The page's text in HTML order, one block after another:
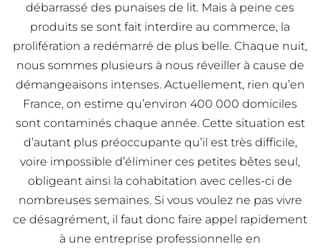
débarrassé des punaises de lit. Mais à peine ces
produits se sont fait interdire au commerce, la
prolifération a redémarré de plus belle. Chaque nuit,
nous sommes plusieurs à nous réveiller à cause de
démangeaisons intenses. Actuellement, rien qu’en
France, on estime qu’environ 400 000 domiciles
sont contaminés chaque année. Cette situation est
d’autant plus préoccupante qu’il est très difficile,
voire impossible d’éliminer ces petites bêtes seul,
obligeant ainsi la cohabitation avec celles-ci de
nombreuses semaines. Si vous voulez ne pas vivre
ce désagrément, il faut donc faire appel rapidement
à une entreprise professionnelle en